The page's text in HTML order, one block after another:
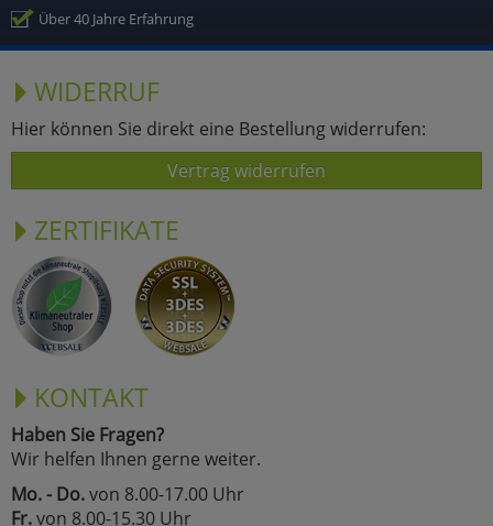
Über 40 Jahre Erfahrung
WIDERRUF
Hier können Sie direkt eine Bestellung widerrufen:
Vertrag widerrufen
ZERTIFIKATE
KONTAKT
Haben Sie Fragen?
Wir helfen Ihnen gerne weiter.
Mo. - Do.von 8.00-17.00 Uhr
Fr.von 8.00-15.30 Uhr